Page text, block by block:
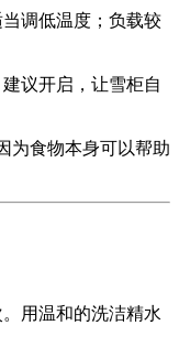
当调低温度；负载较
议开启，让雪柜自
为食物本身可以帮助
用温和的洗洁精水